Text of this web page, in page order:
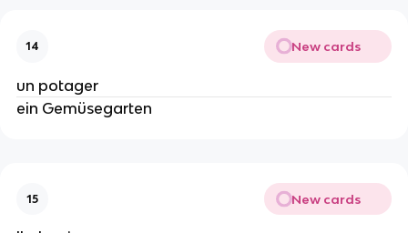
14 New cards
un potager
ein Gemüsegarten
15 New cards